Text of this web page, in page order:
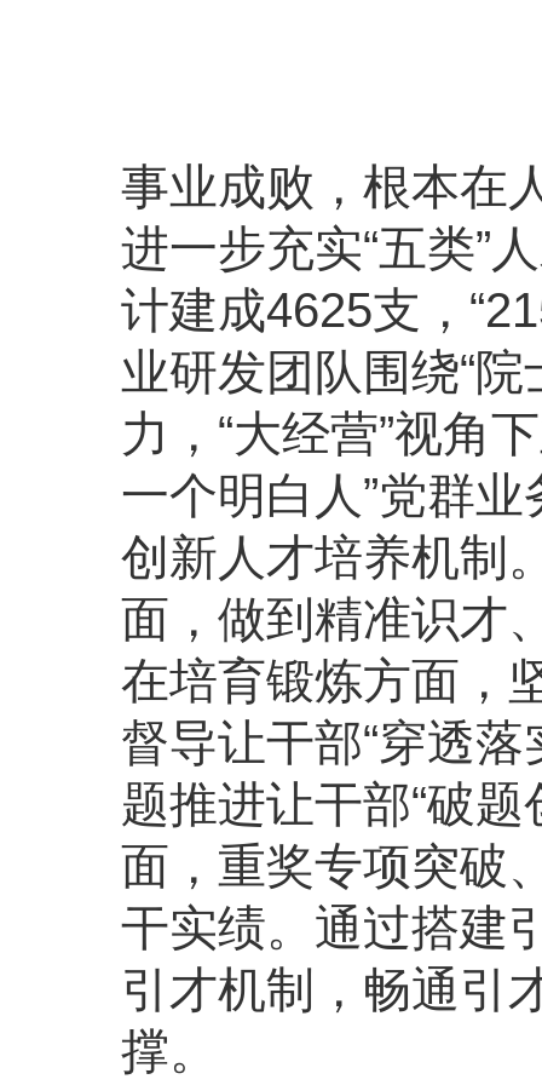
事业成败，根本在
进一步充实“五类”
计建成4625支，
业研发团队围绕“
力，“大经营”视角
一个明白人”党群
创新人才培养机制
面，做到精准识才
在培育锻炼方面，
督导让干部“穿透落
题推进让干部“破
面，重奖专项突破
干实绩。通过搭建
引才机制，畅通引
撑。